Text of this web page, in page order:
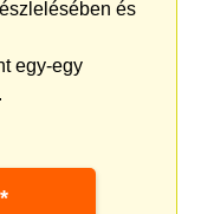
és
egy-egy